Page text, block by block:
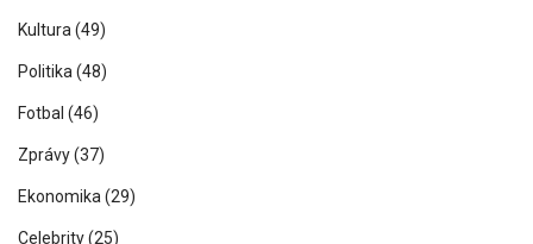
Kultura(49)
Politika(48)
Fotbal (46)
Zprávy(37)
Ekonomika(29)
Celebrity(25)